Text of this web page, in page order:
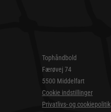
Tophåndbold
Færøvej 74
5500 Middelfart
Cookie indstillinger
Privatlivs- og cookiepolitik